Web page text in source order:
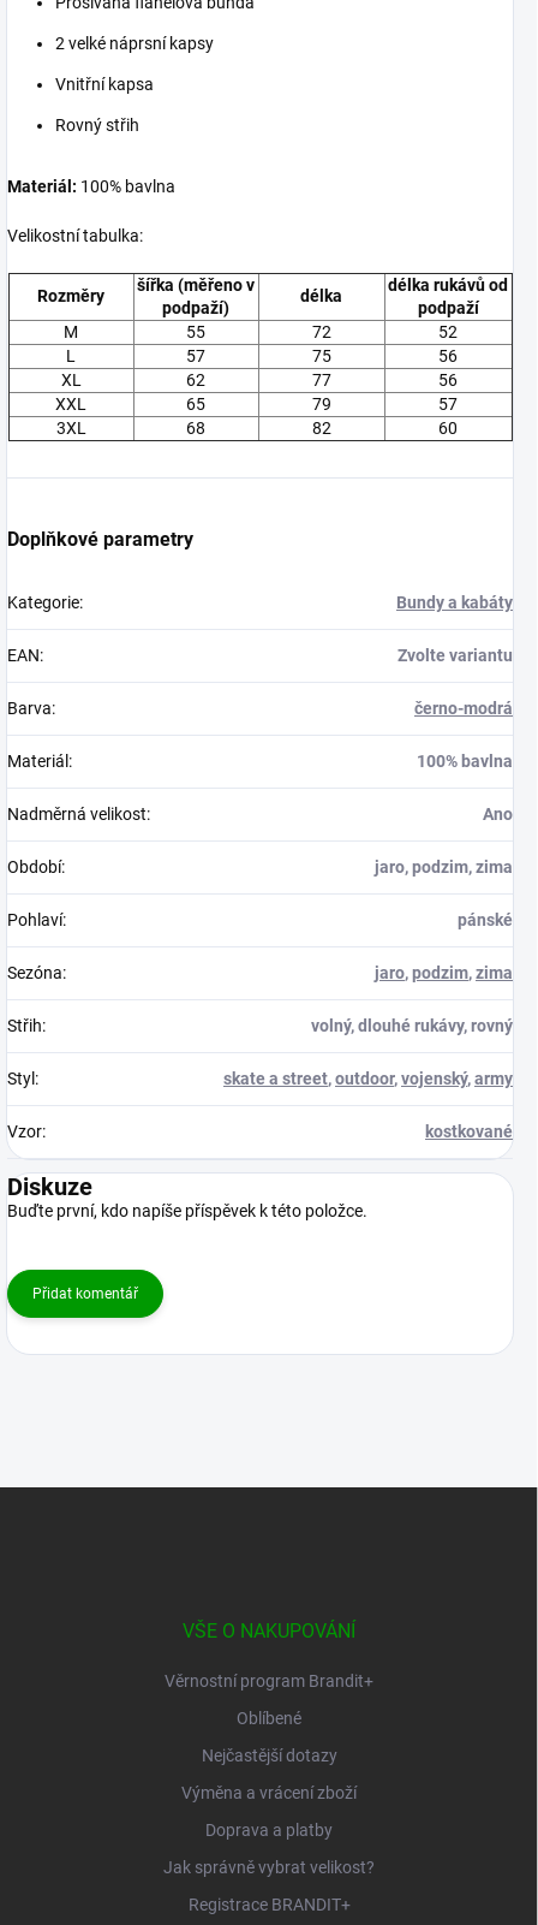
2 velké náprsní kapsy
Vnitřní kapsa
Rovný střih
Materiál: 100% bavlna
Velikostní tabulka:
Rozměry
šířka (měřeno v
podpaží)
délka
délka rukávů od
podpaží
M
55 72
52
L
57 75
56
XL
62 77
56
XXL
65 79
57
3XL
68 82 60
Doplňkové parametry
Kategorie: Bundy a kabáty
EAN: Zvolte variantu
Barva: černo-modrá
Materiál : 100% bavlna
Nadměrná velikost: Ano
Období: jaro, podzim, zima
Pohlaví: pánské
Sezóna: jaro,podzim,zima
Střih: volný, dlouhé rukávy, rovný
Styl : skate a street,outdoor,vojenský,army
Vzor: kostkované
Diskuze
Buďte první, kdo napíše příspěvek k této položce.
Přidat komentář
VŠE O NAKUPOVÁNÍ
Věrnostní program Brandit+
Oblíbené
Nejčastější dotazy
Výměna a vrácení zboží
Doprava a platby
Jak správně vybrat velikost?
Registrace BRANDIT+